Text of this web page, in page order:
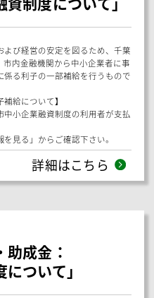
助成金：
奨励金」
住する障がい者を職場実習（1
金を交付しています。
見る」からご確認下さい。
詳細はこちら
付：
制度について」